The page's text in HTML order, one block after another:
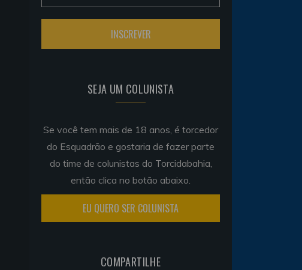
SEJA UM COLUNISTA
Se você tem mais de 18 anos, é torcedor
do Esquadrão e gostaria de fazer parte
do time de colunistas do Torcidabahia,
então clica no botão abaixo.
EU QUERO SER COLUNISTA
COMPARTILHE